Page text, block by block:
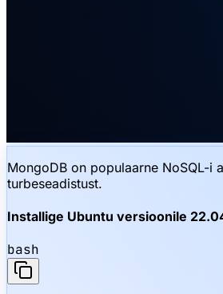
MongoDB on populaarne NoSQL-i
turbeseadistust.
Installige Ubuntu versioonile
bash